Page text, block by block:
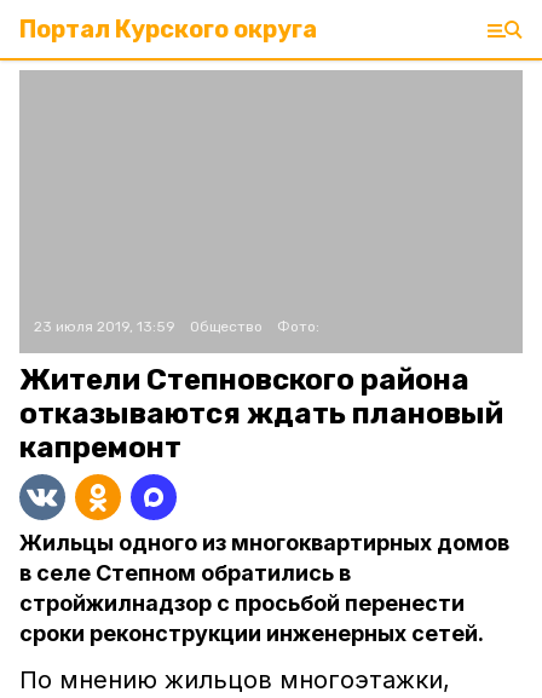
Портал Курского округа
23 июля 2019, 13:59 Общество Фото:
Жители Степновского района
отказываются ждать плановый
капремонт
Жильцы одного из многоквартирных домов
в селе Степном обратились в
стройжилнадзор с просьбой перенести
сроки реконструкции инженерных сетей.
По мнению жильцов многоэтажки,